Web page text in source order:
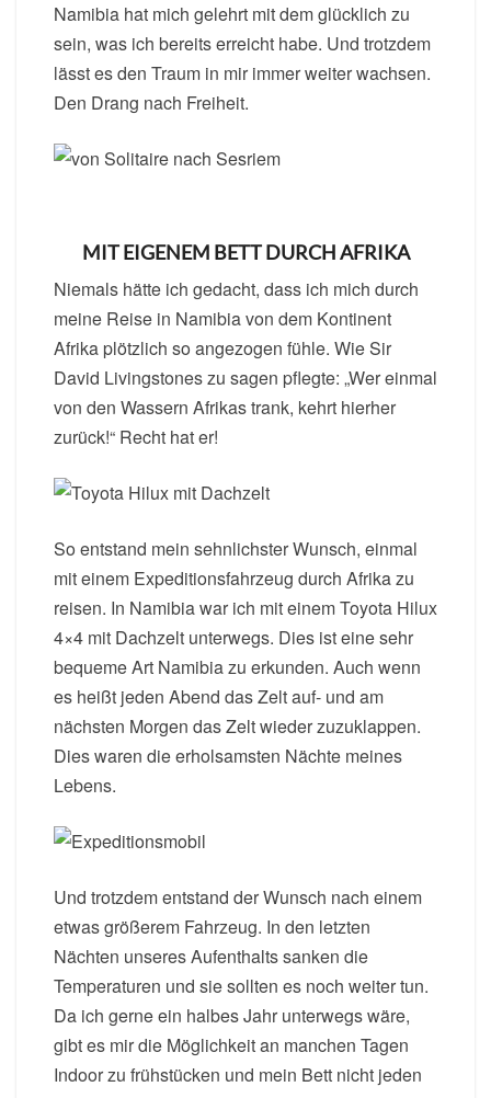
Namibia hat mich gelehrt mit dem glücklich zu
sein, was ich bereits erreicht habe. Und trotzdem
lässt es den Traum in mir immer weiter wachsen.
Den Drang nach Freiheit.
MIT EIGENEM BETT DURCH AFRIKA
Niemals hätte ich gedacht, dass ich mich durch
meine Reise in Namibia von dem Kontinent
Afrika plötzlich so angezogen fühle. Wie Sir
David Livingstones zu sagen pflegte: „Wer einmal
von den Wassern Afrikas trank, kehrt hierher
zurück!“ Recht hat er!
So entstand mein sehnlichster Wunsch, einmal
mit einem Expeditionsfahrzeug durch Afrika zu
reisen. In Namibia war ich mit einem Toyota Hilux
4×4 mit Dachzelt unterwegs. Dies ist eine sehr
bequeme Art Namibia zu erkunden. Auch wenn
es heißt jeden Abend das Zelt auf- und am
nächsten Morgen das Zelt wieder zuzuklappen.
Dies waren die erholsamsten Nächte meines
Lebens.
Und trotzdem entstand der Wunsch nach einem
etwas größerem Fahrzeug. In den letzten
Nächten unseres Aufenthalts sanken die
Temperaturen und sie sollten es noch weiter tun.
Da ich gerne ein halbes Jahr unterwegs wäre,
gibt es mir die Möglichkeit an manchen Tagen
Indoor zu frühstücken und mein Bett nicht jeden